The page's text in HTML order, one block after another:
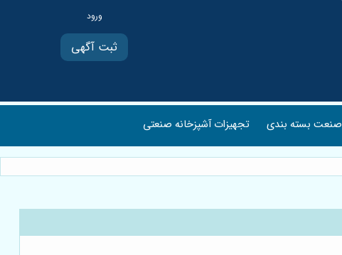
ثبت آگهی
صنعت بسته بندی تجهیزات آشپزخانه صنعتی